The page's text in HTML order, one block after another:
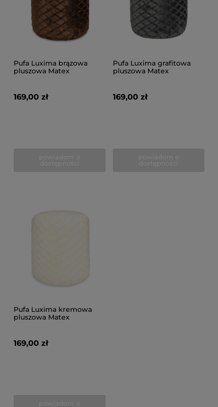
Pufa Luxima brązowa
pluszowa Matex
169,00 zł
Pufa Luxima grafitowa
pluszowa Matex
169,00 zł
Pufa Luxima kremowa
pluszowa Matex
169,00 zł